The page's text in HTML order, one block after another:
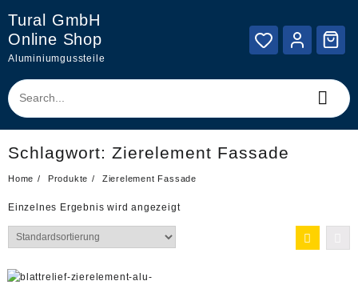
content
Tural GmbH
Online Shop
Aluminiumgussteile
Schlagwort: Zierelement Fassade
Home Produkte Zierelement Fassade
Einzelnes Ergebnis wird angezeigt